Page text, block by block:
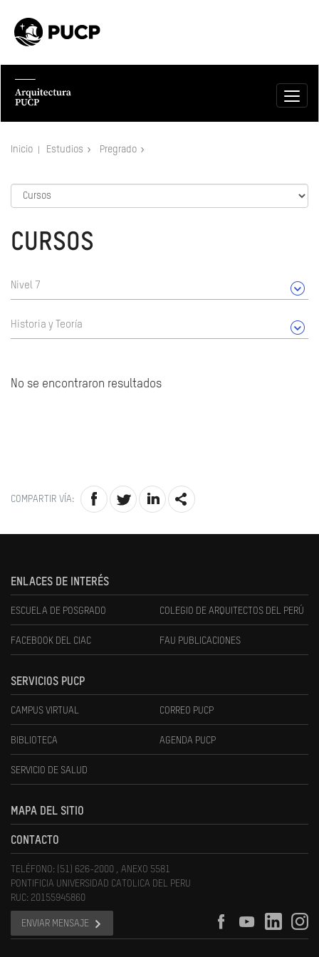
Inicio Estudios Pregrado
CURSOS
Nivel 7
Historia y Teoría
No se encontraron resultados
COMPARTIR VÍA:
ENLACES DE INTERÉS
ESCUELA DE POSGRADO COLEGIO DE ARQUITECTOS DEL PERÚ
FACEBOOK DEL CIAC FAU PUBLICACIONES
SERVICIOS PUCP
CAMPUS VIRTUAL CORREO PUCP
BIBLIOTECA AGENDA PUCP
SERVICIO DE SALUD
MAPA DEL SITIO
CONTACTO
TELÉFONO: (51) 626-2000 , ANEXO 5581
PONTIFICIA UNIVERSIDAD CATOLICA DEL PERU
RUC: 20155945860
ENVIAR MENSAJE